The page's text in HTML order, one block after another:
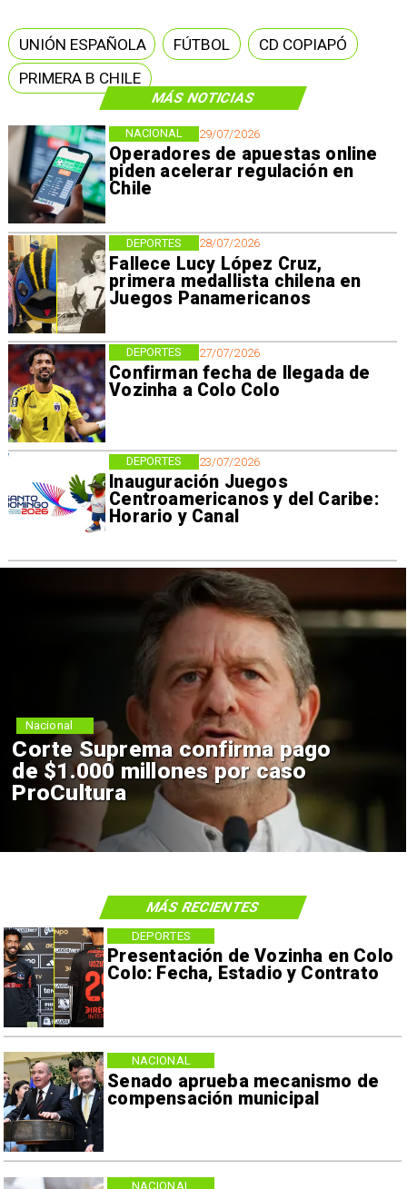
MÁS NOTICIAS
29/07/2026
Operadores de apuestas online
piden acelerar regulación en
Chile
NACIONAL
28/07/2026
Fallece Lucy López Cruz,
primera medallista chilena en
Juegos Panamericanos
DEPORTES
27/07/2026
Confirman fecha de llegada de
Vozinha a Colo Colo
DEPORTES
23/07/2026
Inauguración Juegos
Centroamericanos y del Caribe:
Horario y Canal
DEPORTES
UNIÓN ESPAÑOLA FÚTBOL
CD COPIAPÓ
PRIMERA B CHILE
Corte Suprema confirma pago
de $1.000 millones por caso
ProCultura
Nacional
Presentación de Vozinha en Colo
Colo: Fecha, Estadio y Contrato
DEPORTES
Senado aprueba mecanismo de
compensación municipal
NACIONAL
NACIONAL
MÁS RECIENTES